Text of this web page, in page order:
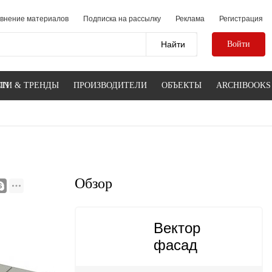
материалов Подписка на рассылку Реклама Регистрация
Войти
& ТРЕНДЫ ПРОИЗВОДИТЕЛИ ОБЪЕКТЫ ARCHIBOOKS
Обзор
Вектор
фасад